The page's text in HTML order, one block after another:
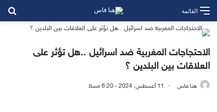
القائمة
الاحتجاجات المغربية ضد اسرائيل ..هل تؤثر على
العلاقات بين البلدين ؟
هنا فاس 11 أغسطس، 2024 - 6:20 مساءً